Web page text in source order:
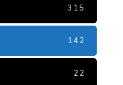
315
142
22